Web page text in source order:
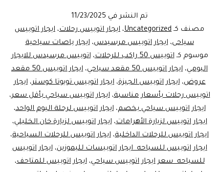
للسياحه
اكتشف
الأهرامات
بـ
مرسيدس
50
مقعد
من
ليموزين
مصر
تم النشر في 11/23/2025
مصنف كـ Uncategorized، ايجار اتوبيس رحلات، ايجار اتوبيس
سياحى،ايجار اتوبيس مرسيدس،ايجار باصات سياحية
موسوم كـاتوبيس 50 راكب للرحلات ،اتوبيس مرسيدس للايجار
اليومي، ايجار اتوبيس 50 مقعد سياحي ،
ايجار اتوبيس 50 مقعد
عروض،ايجار اتوبيس الجيزة،ايجار اتوبيس تويوتا كوستر،ايجار
اتوبيس رحلات بأسعار مناسبة،ايجار اتوبيس سياحي بأقل سعر،
ايجار اتوبيس سياحي بخصم،ايجار اتوبيس لرحلة اليوم الواحد،
ايجار اتوبيس لزيارة الأهرامات،ايجار اتوبيس لزيارة خان الخليلي،
ايجار اتوبيس للرحلات الداخلية، ايجار اتوبيس للرحلات السياحية،
ايجار اتوبيس للسياحه ايجار اتوبيسات لليموزين،ايجار اتوبيس
للسياحه سعر ايجار اتوبيس سياحي،ايجار اتوبيس للمتاحف،